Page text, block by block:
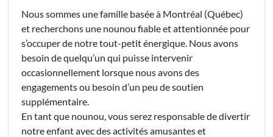
Nous sommes une famille basée à Montréal (Québec)
et recherchons une nounou fiable et attentionnée pour
s’occuper de notre tout-petit énergique. Nous avons
besoin de quelqu’un qui puisse intervenir
occasionnellement lorsque nous avons des
engagements ou besoin d’un peu de soutien
supplémentaire.
En tant que nounou, vous serez responsable de divertir
notre enfant avec des activités amusantes et